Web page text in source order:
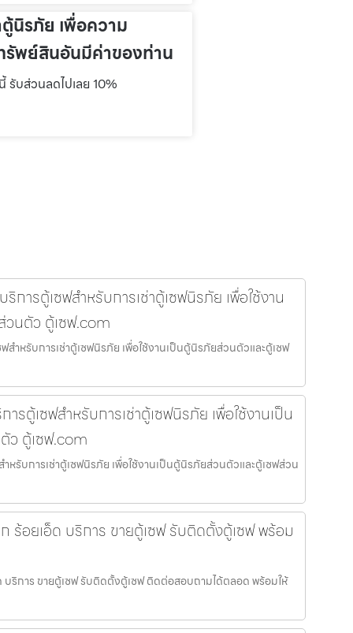
ตู้นิรภัย เพื่อความ
พย์สินอันมีค่าของท่าน
รับส่วนลดไปเลย 10%
ารตู้เซฟสำหรับการเช่าตู้เซฟนิรภัย เพื่อใช้งาน
วนตัว ตู้เซฟ.com
ำหรับการเช่าตู้เซฟนิรภัย เพื่อใช้งานเป็นตู้นิรภัยส่วนตัวและตู้เซฟ
ตู้เซฟสำหรับการเช่าตู้เซฟนิรภัย เพื่อใช้งานเป็น
ว ตู้เซฟ.com
หรับการเช่าตู้เซฟนิรภัย เพื่อใช้งานเป็นตู้นิรภัยส่วนตัวและตู้เซฟส่วน
ร้อยเอ็ด บริการ ขายตู้เซฟ รับติดตั้งตู้เซฟ พร้อม
บริการ ขายตู้เซฟ รับติดตั้งตู้เซฟ ติดต่อสอบถามได้ตลอด พร้อมให้